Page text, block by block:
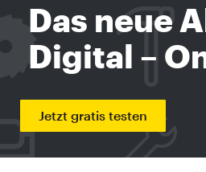
Das neue
Digital –
Jetzt gratis testen